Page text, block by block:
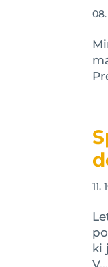
08.
11.
ki
V...